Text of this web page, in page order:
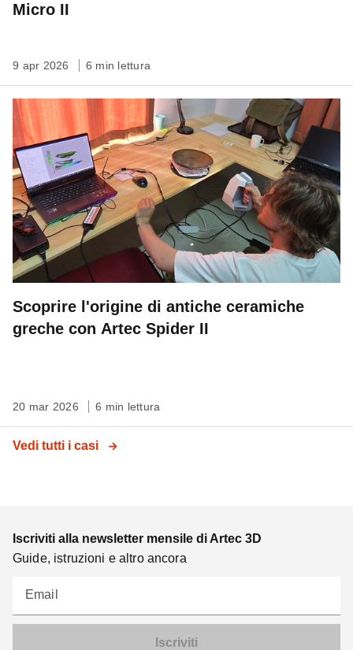
Micro II
9 apr 2026 6 min lettura
Scoprire l'origine di antiche ceramiche
greche con Artec Spider II
20 mar 2026 6 min lettura
Vedi tutti i casi
Iscriviti alla newsletter mensile di Artec 3D
Guide, istruzioni e altro ancora
Email